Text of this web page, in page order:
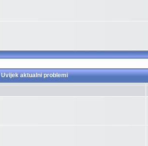
Uvijek aktualni problemi